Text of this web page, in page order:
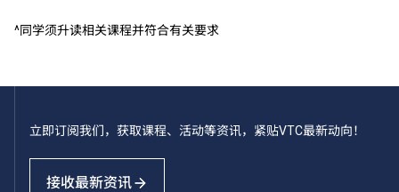
^同学须升读相关课程并符合有关要求
立即订阅我们，获取课程、活动等资讯，紧贴VTC最新动向！
接收最新资讯